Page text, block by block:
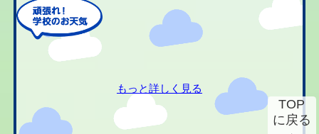
もっと詳しく見る
TOP
に戻る